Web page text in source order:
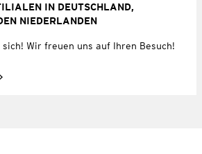
IN DEUTSCHLAND,
NIEDERLANDEN
Wir freuen uns auf Ihren Besuch!